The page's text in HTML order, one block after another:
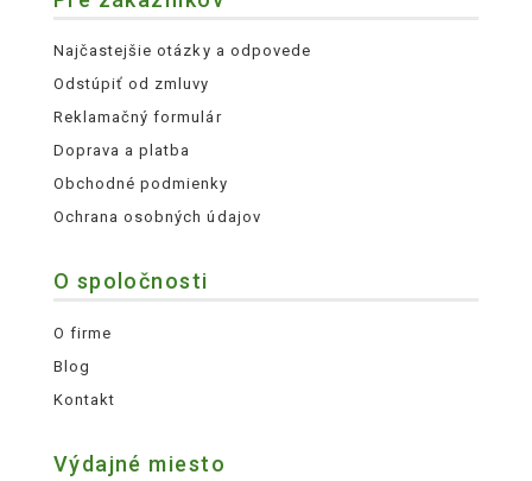
Najčastejšie otázky a odpovede
Odstúpiť od zmluvy
Reklamačný formulár
Doprava a platba
Obchodné podmienky
Ochrana osobných údajov
O spoločnosti
O firme
Blog
Kontakt
Výdajné miesto